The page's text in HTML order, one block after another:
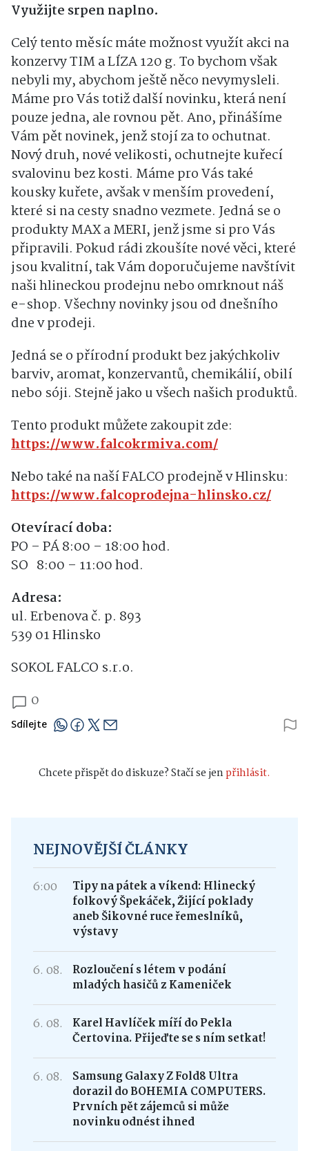
Využijte srpen naplno.
Celý tento měsíc máte možnost využít akci na
konzervy TIM a LÍZA 120 g. To bychom však
nebyli my, abychom ještě něco nevymysleli.
Máme pro Vás totiž další novinku, která není
pouze jedna, ale rovnou pět. Ano, přinášíme
Vám pět novinek, jenž stojí za to ochutnat.
Nový druh, nové velikosti, ochutnejte kuřecí
svalovinu bez kosti. Máme pro Vás také
kousky kuřete, avšak v menším provedení,
které si na cesty snadno vezmete. Jedná se o
produkty MAX a MERI, jenž jsme si pro Vás
připravili. Pokud rádi zkoušíte nové věci, které
jsou kvalitní, tak Vám doporučujeme navštívit
naši hlineckou prodejnu nebo omrknout náš
e-shop. Všechny novinky jsou od dnešního
dne v prodeji.
Jedná se o přírodní produkt bez jakýchkoliv
barviv, aromat, konzervantů, chemikálií, obilí
nebo sóji. Stejně jako u všech našich produktů.
Tento produkt můžete zakoupit zde:
https://www.falcokrmiva.com/
Nebo také na naší FALCO prodejně v Hlinsku:
https://www.falcoprodejna-hlinsko.cz/
Otevírací doba:
PO – PÁ 8:00 – 18:00 hod.
SO 8:00 – 11:00 hod.
Adresa:
ul. Erbenova č. p. 893
539 01 Hlinsko
SOKOL FALCO s.r.o.
0
Sdílejte
Chcete přispět do diskuze? Stačí se jenpřihlásit.
NEJNOVĚJŠÍ ČLÁNKY
6:00
Tipy na pátek a víkend: Hlinecký
folkový Špekáček, Žijící poklady
aneb Šikovné ruce řemeslníků,
výstavy
6. 08.
Rozloučení s létem v podání
mladých hasičů z Kameniček
6. 08.
Karel Havlíček míří do Pekla
Čertovina. Přijeďte se s ním setkat!
6. 08.
Samsung Galaxy Z Fold8 Ultra
dorazil do BOHEMIA COMPUTERS.
Prvních pět zájemců si může
novinku odnést ihned